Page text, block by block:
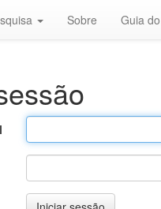
Sobre Guia